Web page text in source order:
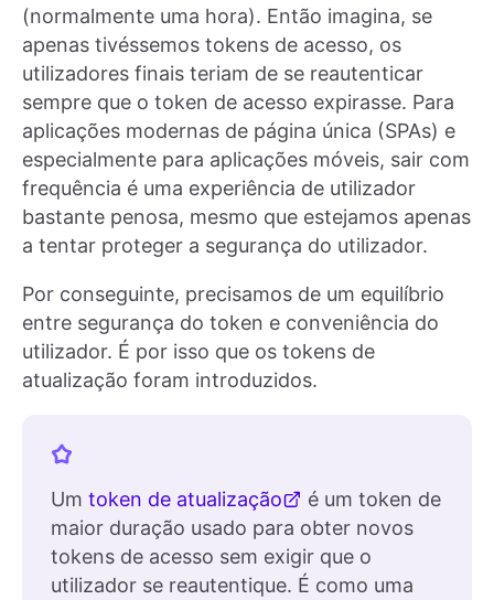
(normalmente uma hora). Então imagina, se
apenas tivéssemos tokens de acesso, os
utilizadores finais teriam de se reautenticar
sempre que o token de acesso expirasse. Para
aplicações modernas de página única (SPAs) e
especialmente para aplicações móveis, sair com
frequência é uma experiência de utilizador
bastante penosa, mesmo que estejamos apenas
a tentar proteger a segurança do utilizador.
Por conseguinte, precisamos de um equilíbrio
entre segurança do token e conveniência do
utilizador. É por isso que os tokens de
atualização foram introduzidos.
Um token de atualização
é um token de
maior duração usado para obter novos
tokens de acesso sem exigir que o
utilizador se reautentique. É como uma